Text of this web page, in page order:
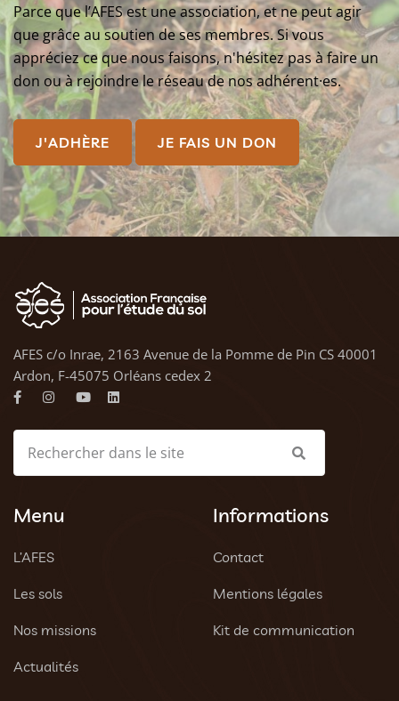
Parce que l’AFES est une association, et ne peut agir
que grâce au soutien de ses membres. Si vous
appréciez ce que nous faisons, n'hésitez pas à faire un
don ou à rejoindre le réseau de nos adhérent·es.
J'ADHÈRE JE FAIS UN DON
AFES c/o Inrae, 2163 Avenue de la Pomme de Pin CS 40001
Ardon, F-45075 Orléans cedex 2
Menu
L’AFES
Les sols
Nos missions
Actualités
Informations
Contact
Mentions légales
Kit de communication